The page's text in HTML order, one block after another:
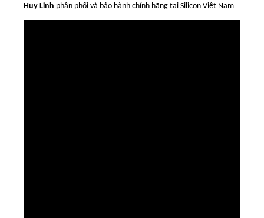
Huy Linh phân phối và bảo hành chính hãng tại Silicon Việt Nam